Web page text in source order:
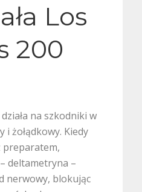
Los
200
na szkodniki w
żołądkowy. Kiedy
preparatem,
deltametryna –
nerwowy, blokując